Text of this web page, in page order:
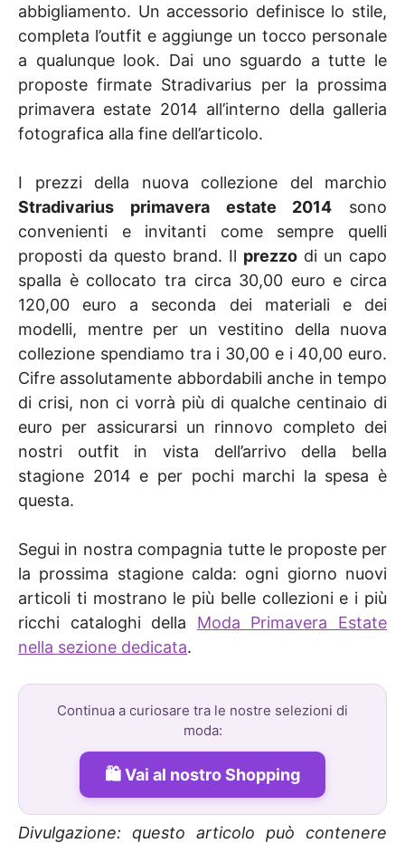
abbigliamento. Un accessorio definisce lo stile,
completa l’outfit e aggiunge un tocco personale
a qualunque look. Dai uno sguardo a tutte le
proposte firmate Stradivarius per la prossima
primavera estate 2014 all’interno della galleria
fotografica alla fine dell’articolo.
I prezzi della nuova collezione del marchio
Stradivarius primavera estate 2014 sono
convenienti e invitanti come sempre quelli
proposti da questo brand. Il prezzo di un capo
spalla è collocato tra circa 30,00 euro e circa
120,00 euro a seconda dei materiali e dei
modelli, mentre per un vestitino della nuova
collezione spendiamo tra i 30,00 e i 40,00 euro.
Cifre assolutamente abbordabili anche in tempo
di crisi, non ci vorrà più di qualche centinaio di
euro per assicurarsi un rinnovo completo dei
nostri outfit in vista dell’arrivo della bella
stagione 2014 e per pochi marchi la spesa è
questa.
Segui in nostra compagnia tutte le proposte per
la prossima stagione calda: ogni giorno nuovi
articoli ti mostrano le più belle collezioni e i più
ricchi cataloghi della Moda Primavera Estate
nella sezione dedicata.
Continua a curiosare tra le nostre selezioni di
moda:
Vai al nostro Shopping
Divulgazione: questo articolo può contenere